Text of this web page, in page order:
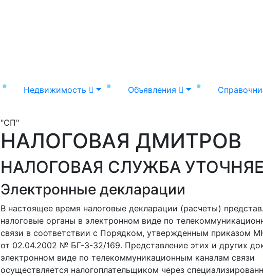
Недвижимость Объявления
"СП"
НАЛОГОВАЯ ДМИТРОВ
НАЛОГОВАЯ СЛУЖБА
Электронные декларации
В настоящее время налоговые декларации (расчеты)
налоговые органы в электронном виде по
связи в соответствии с Порядком, утвержденным приказом
от 02.04.2002 № БГ-3-32/169. Представление этих и других
электронном виде по телекоммуникационным каналам связи
осуществляется налогоплательщиком через